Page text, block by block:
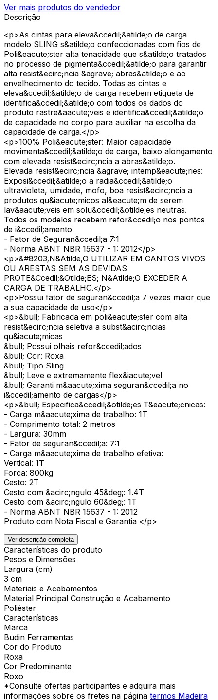
Ver mais produtos do vendedor
Descrição
<p>As cintas para eleva&ccedil;&atilde;o de carga
modelo SLING s&atilde;o confeccionadas com fios de
Poli&eacute;ster alta tenacidade que s&atilde;o tratados
no processo de pigmenta&ccedil;&atilde;o para garantir
alta resist&ecirc;ncia &agrave; abras&atilde;o e ao
envelhecimento do tecido. Todas as cintas e
eleva&ccedil;&atilde;o de carga recebem etiqueta de
identifica&ccedil;&atilde;o com todos os dados do
produto rastre&aacute;veis e identifica&ccedil;&atilde;o
de capacidade no corpo para auxiliar na escolha da
capacidade de carga.</p>
<p>100% Poli&eacute;ster: Maior capacidade
movimenta&ccedil;&atilde;o de carga, baixo alongamento
com elevada resist&ecirc;ncia a abras&atilde;o.
Elevada resist&ecirc;ncia &agrave; intemp&eacute;ries:
Exposi&ccedil;&atilde;o a radia&ccedil;&atilde;o
ultravioleta, umidade, mofo, boa resist&ecirc;ncia a
produtos qu&iacute;micos al&eacute;m de serem
lav&aacute;veis em solu&ccedil;&otilde;es neutras.
Todos os modelos recebem refor&ccedil;o nos pontos
de i&ccedil;amento.
- Fator de Seguran&ccedil;a 7:1
- Norma ABNT NBR 15637 - 1: 2012</p>
<p>&#8203;N&Atilde;O UTILIZAR EM CANTOS VIVOS
OU ARESTAS SEM AS DEVIDAS
PROTE&Ccedil;&Otilde;ES; N&Atilde;O EXCEDER A
CARGA DE TRABALHO.</p>
<p>Possui fator de seguran&ccedil;a 7 vezes maior que
a sua capacidade de uso</p>
<p>&bull; Fabricada em poli&eacute;ster com alta
resist&ecirc;ncia seletiva a subst&acirc;ncias
qu&iacute;micas
&bull; Possui olhais refor&ccedil;ados
&bull; Cor: Roxa
&bull; Tipo Sling
&bull; Leve e extremamente flex&iacute;vel
&bull; Garanti m&aacute;xima seguran&ccedil;a no
i&ccedil;amento de cargas</p>
<p>&bull; Especifica&ccedil;&otilde;es T&eacute;cnicas:
- Carga m&aacute;xima de trabalho: 1T
- Comprimento total: 2 metros
- Largura: 30mm
- Fator de seguran&ccedil;a: 7:1
- Carga m&aacute;xima de trabalho efetiva:
Vertical: 1T
Forca: 800kg
Cesto: 2T
Cesto com &acirc;ngulo 45&deg;: 1.4T
Cesto com &acirc;ngulo 60&deg;: 1T
- Norma ABNT NBR 15637 - 1: 2012
Produto com Nota Fiscal e Garantia </p>
Ver descrição completa
Características do produto
Pesos e Dimensões
Largura (cm)
3 cm
Materiais e Acabamentos
Material Principal Construção e Acabamento
Poliéster
Características
Marca
Budin Ferramentas
Cor do Produto
Roxa
Cor Predominante
Roxo
*Consulte ofertas participantes e adquira mais
informações sobre os fretes na página termos Madeira